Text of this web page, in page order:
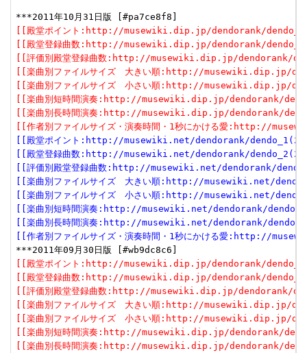
[[殿堂ポイント:http://musewiki.dip.jp/dendorank/
[[殿堂登録曲数:http://musewiki.dip.jp/dendorank/
[[評価別殿堂登録曲数:http://musewiki.dip.jp/dendorank/
[[楽曲別ファイルサイズ　大きい順:http://musewiki.dip.jp/
[[楽曲別ファイルサイズ　小さい順:http://musewiki.dip.jp/
[[楽曲別短時間演奏:http://musewiki.dip.jp/dendorank/
[[楽曲別長時間演奏:http://musewiki.dip.jp/dendorank/
[[作者別ファイルサイズ・演奏時間・1秒にかける愛:http://
[[殿堂ポイント:http://musewiki.net/dendorank/
[[殿堂登録曲数:http://musewiki.net/dendorank/
[[評価別殿堂登録曲数:http://musewiki.net/dendorank/
[[楽曲別ファイルサイズ　大きい順:http://musewiki.net/
[[楽曲別ファイルサイズ　小さい順:http://musewiki.net/
[[楽曲別短時間演奏:http://musewiki.net/dendorank/
[[楽曲別長時間演奏:http://musewiki.net/dendorank/
[[作者別ファイルサイズ・演奏時間・1秒にかける愛:http://
[[殿堂ポイント:http://musewiki.dip.jp/dendorank/
[[殿堂登録曲数:http://musewiki.dip.jp/dendorank/
[[評価別殿堂登録曲数:http://musewiki.dip.jp/dendorank/
[[楽曲別ファイルサイズ　大きい順:http://musewiki.dip.jp/
[[楽曲別ファイルサイズ　小さい順:http://musewiki.dip.jp/
[[楽曲別短時間演奏:http://musewiki.dip.jp/dendorank/
[[楽曲別長時間演奏:http://musewiki.dip.jp/dendorank/